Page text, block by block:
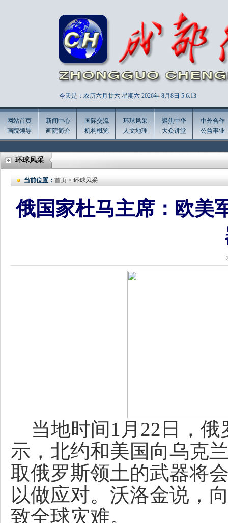
今天是：农历六月廿六 星期六 2026年 8月8日 5:6:14
网站首页
画院领导
新闻中心
画院简介
国际交流
机构概览
环球风采
人文地理
聚焦中华
大众讲堂
中外合作
公益事业
环球风采
当前位置： 首页 > 环球风采
俄国家杜马主席：欧美
当地时间1月22日，俄
示，北约和美国向乌克
取俄罗斯领土的武器将
以做应对。沃洛金说，
致全球灾难。